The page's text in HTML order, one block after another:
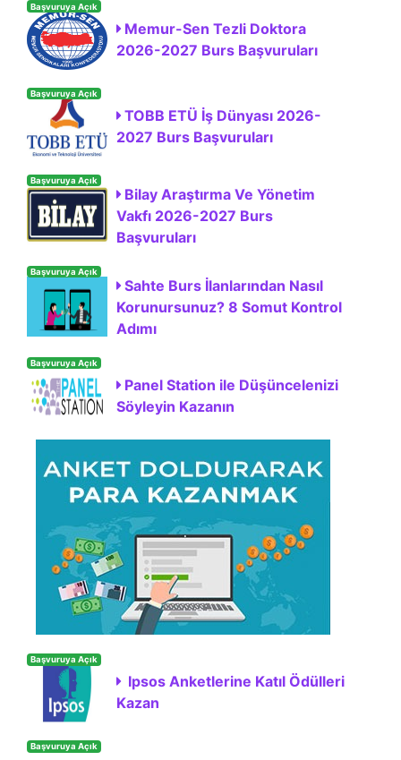
Başvuruya Açık
Memur-Sen Tezli Doktora
2026-2027 Burs Başvuruları
Başvuruya Açık
TOBB ETÜ İş Dünyası 2026-
2027 Burs Başvuruları
Başvuruya Açık
Bilay Araştırma Ve Yönetim
Vakfı 2026-2027 Burs
Başvuruları
Başvuruya Açık
Sahte Burs İlanlarından Nasıl
Korunursunuz? 8 Somut Kontrol
Adımı
Başvuruya Açık
Panel Station ile Düşüncelenizi
Söyleyin Kazanın
Başvuruya Açık
Ipsos Anketlerine Katıl Ödülleri
Kazan
Başvuruya Açık